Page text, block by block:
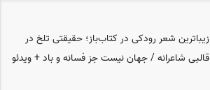
زیباترین شعر رودکی در کتاب‌باز؛ حقیقتی تلخ در
قالبی شاعرانه / جهان نیست جز فسانه و باد + ویدئو